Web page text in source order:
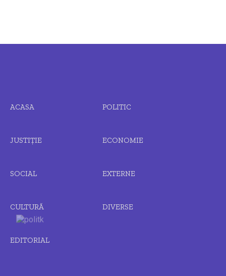
ACASA POLITIC
JUSTIȚIE ECONOMIE
SOCIAL EXTERNE
CULTURĂ DIVERSE
EDITORIAL